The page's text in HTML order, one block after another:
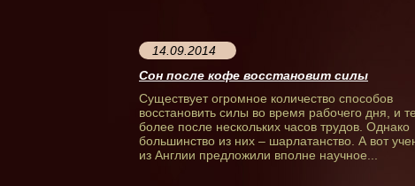
14.09.2014
Сон после кофе восстановит силы
Существует огромное количество способов
восстановить силы во время рабочего дня, и
более после нескольких часов трудов. Однако
большинство из них – шарлатанство. А вот
из Англии предложили вполне научное...